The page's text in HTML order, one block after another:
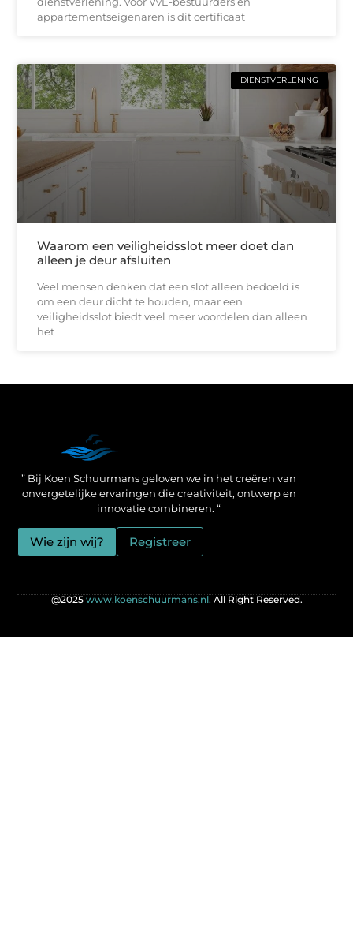
appartementseigenaren is dit certificaat
DIENSTVERLENING
Waarom een veiligheidsslot meer doet dan
alleen je deur afsluiten
Veel mensen denken dat een slot alleen bedoeld is
om een deur dicht te houden, maar een
veiligheidsslot biedt veel meer voordelen dan alleen
het
” Bij Koen Schuurmans geloven we in het creëren van
onvergetelijke ervaringen die creativiteit, ontwerp en
innovatie combineren. “
Wie zijn wij? Registreer
@2025 www.koenschuurmans.nl. All Right Reserved.